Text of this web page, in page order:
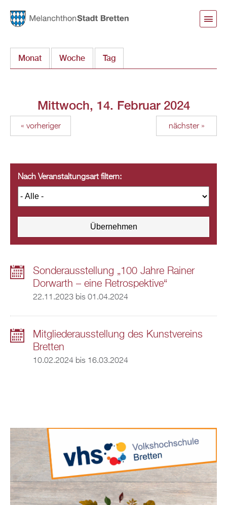
Monat Woche Tag
Mittwoch, 14. Februar 2024
« vorheriger nächster »
Nach Veranstaltungsart filtern:
Sonderausstellung „100 Jahre Rainer
Dorwarth – eine Retrospektive“
22.11.2023bis 01.04.2024
Mitgliederausstellung des Kunstvereins
Bretten
10.02.2024bis 16.03.2024